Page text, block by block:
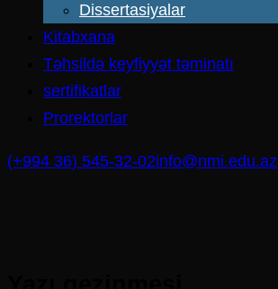
Dissertasiyalar
Kitabxana
Təhsildə keyfiyyət təminatı
sertifikatlar
Prorektorlar
(+994 36) 545-32-02info@nmi.edu.az